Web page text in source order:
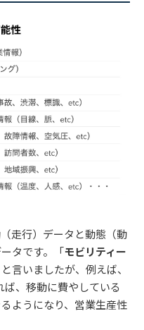
走行）データと動態（動
タです。「モビリティー
と言いましたが、例えば、
、移動に費やしている
ようになり、営業生産性